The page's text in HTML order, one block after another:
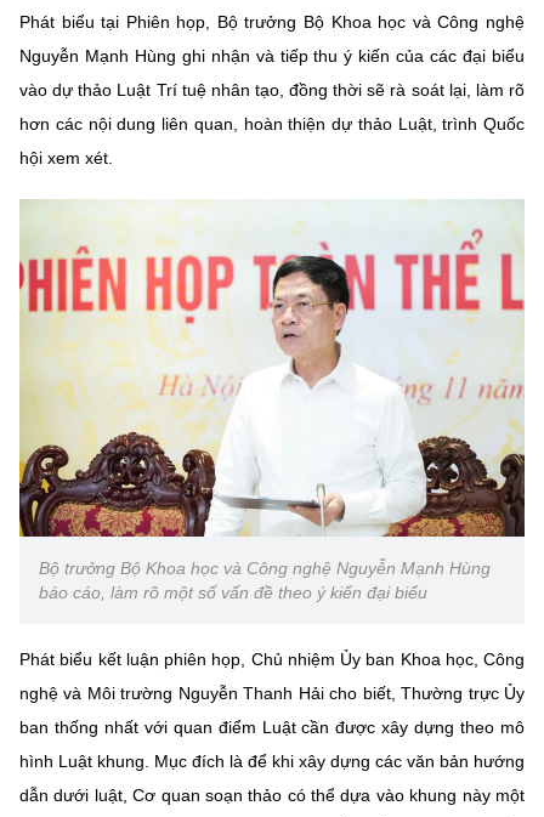
Phát biểu tại Phiên họp, Bộ trưởng Bộ Khoa học và Công nghệ
Nguyễn Mạnh Hùng ghi nhận và tiếp thu ý kiến của các đại biểu
vào dự thảo Luật Trí tuệ nhân tạo, đồng thời sẽ rà soát lại, làm rõ
hơn các nội dung liên quan, hoàn thiện dự thảo Luật, trình Quốc
hội xem xét.
Bộ trưởng Bộ Khoa học và Công nghệ Nguyễn Mạnh Hùng
báo cáo, làm rõ một số vấn đề theo ý kiến đại biểu
Phát biểu kết luận phiên họp, Chủ nhiệm Ủy ban Khoa học, Công
nghệ và Môi trường Nguyễn Thanh Hải cho biết, Thường trực Ủy
ban thống nhất với quan điểm Luật cần được xây dựng theo mô
hình Luật khung. Mục đích là để khi xây dựng các văn bản hướng
dẫn dưới luật, Cơ quan soạn thảo có thể dựa vào khung này một